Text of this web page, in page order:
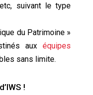
suivant le type
du Patrimoine »
auxéquipes
sans limite.
!